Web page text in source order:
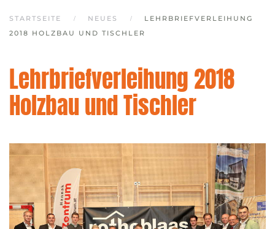
STARTSEITE NEUES
LEHRBRIEFVERLEIHUNG
2018 HOLZBAU UND TISCHLER
Lehrbriefverleihung 2018
Holzbau und Tischler